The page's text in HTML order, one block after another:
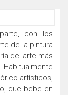
con los
de la pintura
del arte más
artísticos,
que bebe en